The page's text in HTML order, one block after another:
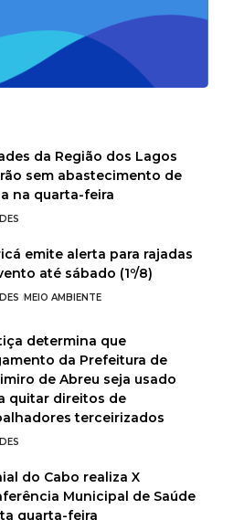
da Região dos Lagos
sem abastecimento de
na quarta-feira
emite alerta para rajadas
até sábado (1º/8)
MEIO AMBIENTE
determina que
da Prefeitura de
de Abreu seja usado
quitar direitos de
terceirizados
do Cabo realiza X
Municipal de Saúde
quarta-feira